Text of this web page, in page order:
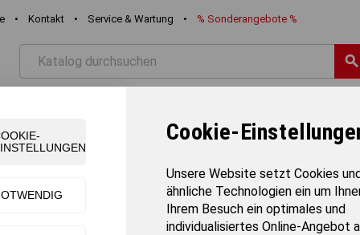
Cookie-
Unsere Website setzt Cookies
ähnliche Technologien ein um
Ihrem Besuch ein optimales und
individualisiertes Online-Angebot
• Kontakt • Service & Wartung • % Sonderangebote %
search
- Matten chevron_right Sensomotorik-Matten "Fortgeschrittener-Set 1"
Sensomotorik-Matten